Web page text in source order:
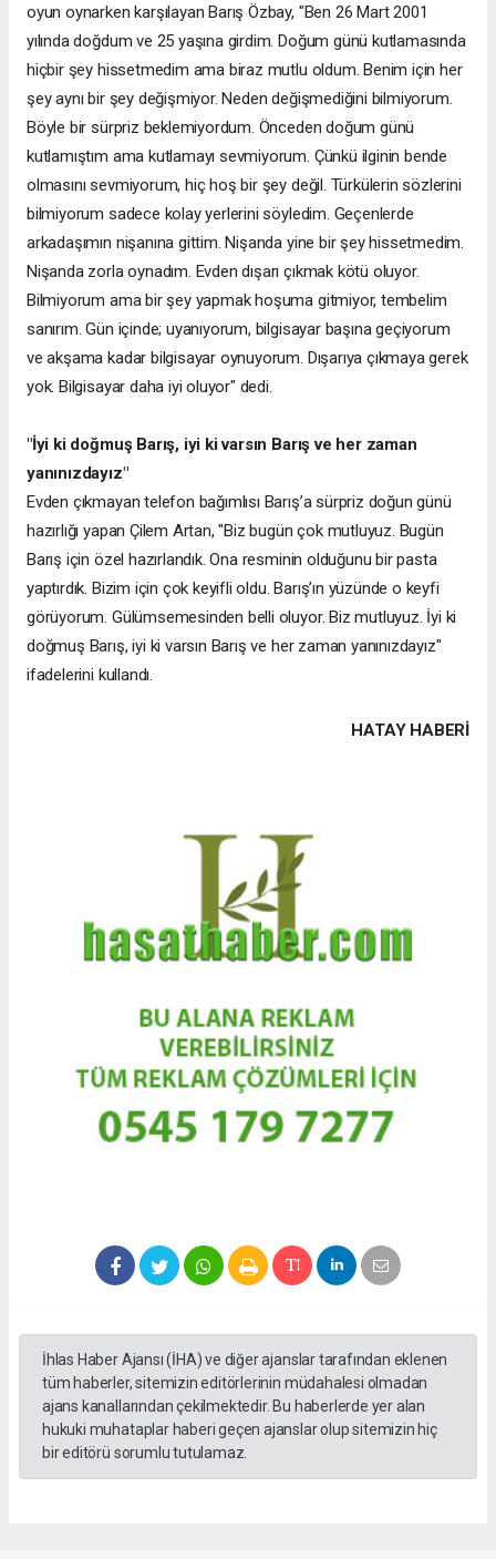
oyun oynarken karşılayan Barış Özbay, "Ben 26 Mart 2001
yılında doğdum ve 25 yaşına girdim. Doğum günü kutlamasında
hiçbir şey hissetmedim ama biraz mutlu oldum. Benim için her
şey aynı bir şey değişmiyor. Neden değişmediğini bilmiyorum.
Böyle bir sürpriz beklemiyordum. Önceden doğum günü
kutlamıştım ama kutlamayı sevmiyorum. Çünkü ilginin bende
olmasını sevmiyorum, hiç hoş bir şey değil. Türkülerin sözlerini
bilmiyorum sadece kolay yerlerini söyledim. Geçenlerde
arkadaşımın nişanına gittim. Nişanda yine bir şey hissetmedim.
Nişanda zorla oynadım. Evden dışarı çıkmak kötü oluyor.
Bilmiyorum ama bir şey yapmak hoşuma gitmiyor, tembelim
sanırım. Gün içinde; uyanıyorum, bilgisayar başına geçiyorum
ve akşama kadar bilgisayar oynuyorum. Dışarıya çıkmaya gerek
yok. Bilgisayar daha iyi oluyor" dedi.
"İyi ki doğmuş Barış, iyi ki varsın Barış ve her zaman
yanınızdayız"
Evden çıkmayan telefon bağımlısı Barış’a sürpriz doğun günü
hazırlığı yapan Çilem Artan, "Biz bugün çok mutluyuz. Bugün
Barış için özel hazırlandık. Ona resminin olduğunu bir pasta
yaptırdık. Bizim için çok keyifli oldu. Barış’ın yüzünde o keyfi
görüyorum. Gülümsemesinden belli oluyor. Biz mutluyuz. İyi ki
doğmuş Barış, iyi ki varsın Barış ve her zaman yanınızdayız"
ifadelerini kullandı.
HATAY HABERİ
İhlas Haber Ajansı (İHA) ve diğer ajanslar tarafından eklenen
tüm haberler, sitemizin editörlerinin müdahalesi olmadan
ajans kanallarından çekilmektedir. Bu haberlerde yer alan
hukuki muhataplar haberi geçen ajanslar olup sitemizin hiç
bir editörü sorumlu tutulamaz.